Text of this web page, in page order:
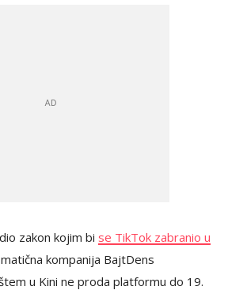
zakon kojim bi se TikTok zabranio u
kompanija BajtDens
u Kini ne proda platformu do 19.